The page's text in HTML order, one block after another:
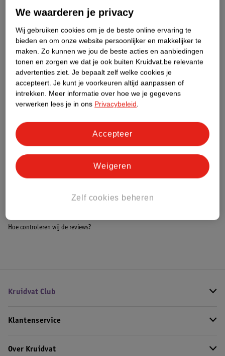
Productinformatie
Etiketinformatie
Nature Impact Score
Dit product heeft (nog) geen Nature
Impact Score.
Meer informatie
Bestel & Bezorginformatie
Bekijk ook
Philips Avent Alle Fopspenen
Hoe controleren wij de reviews?
Kruidvat Club
Klantenservice
Over Kruidvat
We waarderen je privacy
Wij gebruiken cookies om je de beste online ervaring te
bieden en om onze website persoonlijker en makkelijker te
maken. Zo kunnen we jou de beste acties en aanbiedingen
tonen en zorgen we dat je ook buiten Kruidvat.be relevante
advertenties ziet. Je bepaalt zelf welke cookies je
accepteert. Je kunt je voorkeuren altijd aanpassen of
intrekken. Meer informatie over hoe we je gegevens
verwerken lees je in ons Privacybeleid.
Zelf cookies beheren
Weigeren
Accepteer